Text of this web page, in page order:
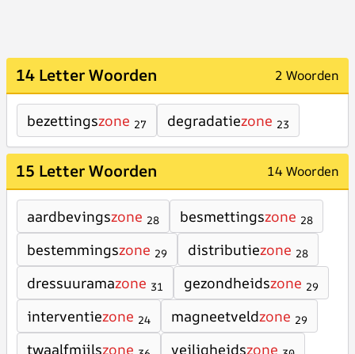
14 Letter Woorden 2 Woorden
bezettingszone 27 degradatiezone 23
15 Letter Woorden 14 Woorden
aardbevingszone 28 besmettingszone 28
bestemmingszone 29 distributiezone 28
dressuuramazone 31 gezondheidszone 29
interventiezone 24 magneetveldzone 29
twaalfmijlszone veiligheidszone